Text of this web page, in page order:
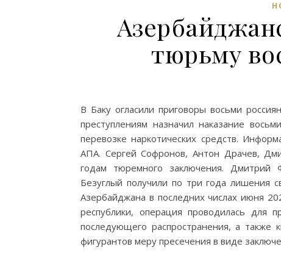
тюрьму
В Баку огласили приговоры восьми
преступлениям назначил наказание
перевозке наркотических средств.
АПА. Сергей Софронов, Антон Драчев,
годам тюремного заключения.
Безуглый получили по три года лишения
Азербайджана в последних числах июня
республики, операция проводилась для
последующего распространения, а также
фигурантов меру пресечения в виде